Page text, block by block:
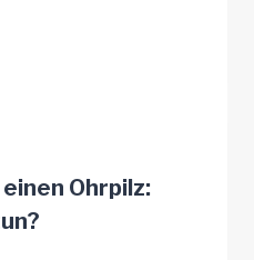
Ohrpilz: